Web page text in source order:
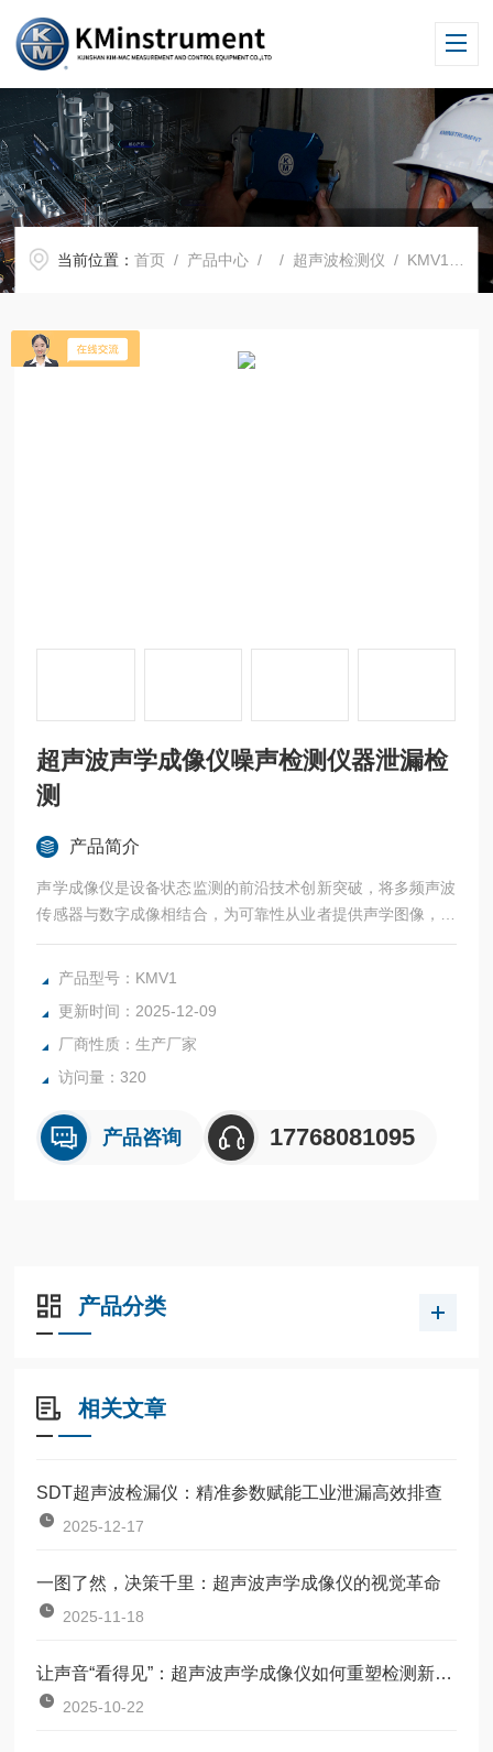
当前位置：首页 / 产品中心 / / 超声波检测仪 / KMV1超声波声学成像仪噪声检测仪器泄漏检测
超声波声学成像仪噪声检测仪器泄漏检
测
产品简介
声学成像仪是设备状态监测的前沿技术创新突破，将多频声波
传感器与数字成像相结合，为可靠性从业者提供声学图像，声
学图像精确地呈现声源的位置，声学成像仪检测到的声源可以
指出制造过程中机器上发现的无数常见故障。这些故障包括工
漏，电气局部放电、电弧和电晕等电气故障，石油和天然气设
施的可燃气体排放管理等等。
产品型号：KMV1
更新时间：2025-12-09
厂商性质：生产厂家
访问量：320
产品咨询 17768081095
产品分类
相关文章
SDT超声波检漏仪：精准参数赋能工业泄漏高效排查
2025-12-17
一图了然，决策千里：超声波声学成像仪的视觉革命
2025-11-18
让声音“看得见”：超声波声学成像仪如何重塑检测新逻辑？
2025-10-22